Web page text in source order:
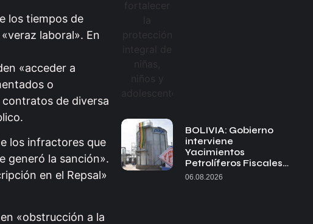
los tiempos de
laboral». En
«acceder a
o
de diversa
los infractores que
generó la sanción».
en el Repsal»
«obstrucción a la
BOLIVIA: Gobierno
interviene
Yacimientos
Petrolíferos Fiscales…
06.08.2026